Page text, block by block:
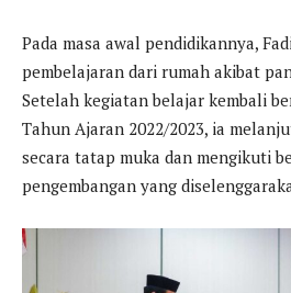
Pada masa awal pendidikannya,
pembelajaran dari rumah akibat
Setelah kegiatan belajar kembali
Tahun Ajaran 2022/2023, ia
secara tatap muka dan mengikuti
pengembangan yang